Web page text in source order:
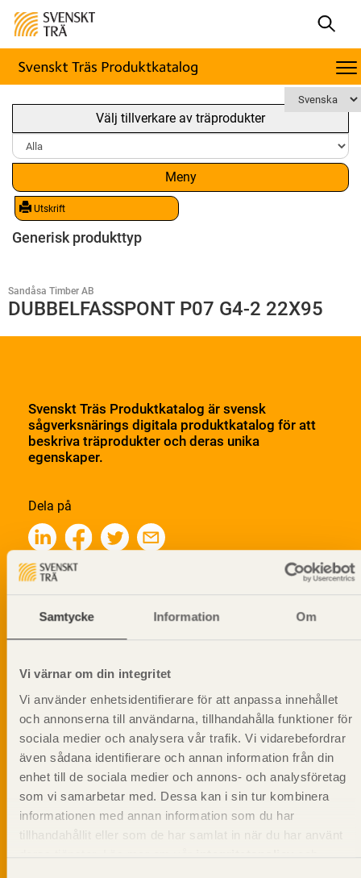
Samtycke Information Om
Vi värnar om din integritet
Vi använder enhetsidentifierare för att anpassa innehållet
och annonserna till användarna, tillhandahålla funktioner för
sociala medier och analysera vår trafik. Vi vidarebefordrar
även sådana identifierare och annan information från din
enhet till de sociala medier och annons- och analysföretag
som vi samarbetar med. Dessa kan i sin tur kombinera
informationen med annan information som du har
tillhandahållit eller som de har samlat in när du har använt
Välj tillverkare av träprodukter
Meny
Utskrift
Generisk produkttyp
Sandåsa Timber AB
DUBBELFASSPONT P07 G4-2 22X95
Svenskt Träs Produktkatalog är svensk
sågverksnärings digitala produktkatalog för att
beskriva träprodukter och deras unika
egenskaper.
Dela på
informationsutskick!